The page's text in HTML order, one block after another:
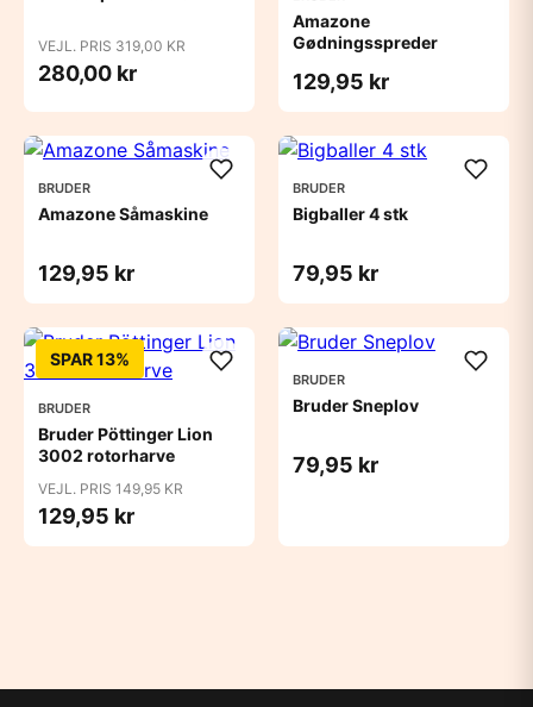
VEJL. PRIS 319,00 KR
280,00 kr
Amazone
Gødningsspreder
129,95 kr
BRUDER
Amazone Såmaskine
129,95 kr
BRUDER
Bigballer 4 stk
79,95 kr
SPAR 13%
BRUDER
Bruder Pöttinger Lion
3002 rotorharve
VEJL. PRIS 149,95 KR
129,95 kr
BRUDER
Bruder Sneplov
79,95 kr